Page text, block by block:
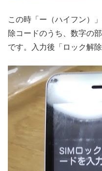
この時「ー（ハイフン）
除コードのうち、数字の
です。入力後「ロック解